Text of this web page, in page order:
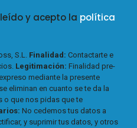
y acepto la política
S.L. Finalidad: Contactarte e
Legitimación: Finalidad pre-
mediante la presente
eliminan en cuanto se te da la
o que nos pidas que te
No cedemos tus datos a
y suprimir tus datos, y otros